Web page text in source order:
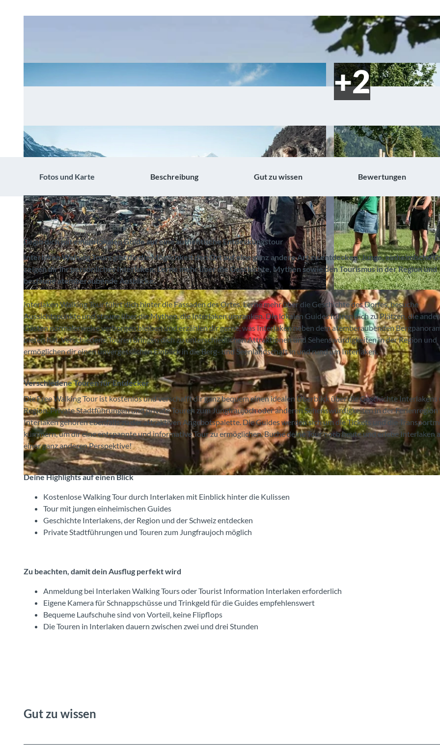
© Interlaken Tourismus, Interlaken Walking Tours |CC-BY-SA
© Interlaken Walking Tours, Interlaken Tourismus |CC-BY-SA © Interlaken Walking Tours, Interlaken Tourismus |CC-
Fotos und Karte Beschreibung Gut zu wissen Bewertungen
Begib dich mit einem lokalen Guide auf eine authentische Entdeckungstour
Interlaken Walking Tours gibt dir die Möglichkeit den Ort auf eine ganz andere Art zu entdecken. Junge, einheimische
zeigen dir ihr persönliches Interlaken. Lerne mehr über die Geschichte, Mythen sowie den Tourismus in der Region und
bestaune atemberaubende Ausblicke.
Interlaken Walking Tour führt dich hinter die Fassaden des Ortes. Lerne mehr über die Geschichte des Dorfes, besuche
Aussichtspunkte und staune über die Mythen, die Interlaken umranken. Die lokalen Guides führen dich zu Plätzen, die
Gästen normalerweise verborgen bleiben und erzählen dir gerne, was Interlaken neben dem atemberaubenden
bieten hat. Verschiedene Touren bringen dich zu unterschiedlichen Attraktionen und Sehenswürdigkeiten in der Region und
ermöglichen dir einen unvergesslichen Einblick in die Berg- und Seenlandschaft in und rund um Interlaken.
Verschiedene Touren für Entdecker
Die Free Walking Tour ist kostenlos und verschafft dir ganz bequem einen idealen Überblick über die Geschichte Interlakens
Region. Private Stadtführungen und private Touren zum Jungfraujoch oder anderen Sehenswürdigkeiten in der Ferienregion
Interlaken gehören ebenfalls zu der attraktiven Angebotspalette. Die Guides werden sich um die Tickets und die
kümmern, um dir eine entspannte und informative Tour zu ermöglichen. Buche deine Tour noch heute und erlebe Interlaken
einer ganz anderen Perspektive!
Deine Highlights auf einen Blick
Kostenlose Walking Tour durch Interlaken mit Einblick hinter die Kulissen
Tour mit jungen einheimischen Guides
Geschichte Interlakens, der Region und der Schweiz entdecken
Private Stadtführungen und Touren zum Jungfraujoch möglich
Zu beachten, damit dein Ausflug perfekt wird
Anmeldung bei Interlaken Walking Tours oder Tourist Information Interlaken erforderlich
Eigene Kamera für Schnappschüsse und Trinkgeld für die Guides empfehlenswert
Bequeme Laufschuhe sind von Vorteil, keine Flipflops
Die Touren in Interlaken dauern zwischen zwei und drei Stunden
Gut zu wissen